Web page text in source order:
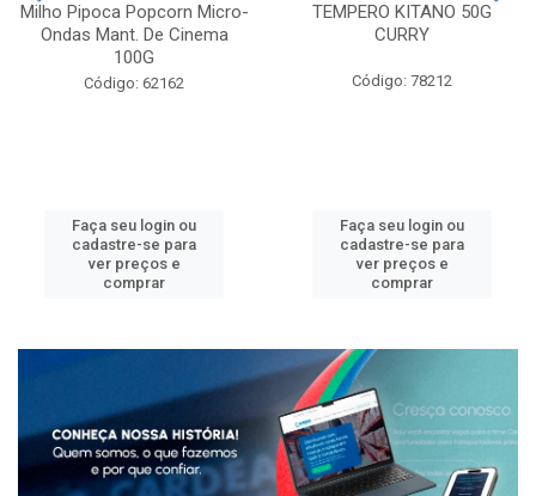
Milho Pipoca Popcorn Micro-
Ondas Mant. De Cinema
100G
Código: 62162
Faça seu login ou
cadastre-se para
ver preços e
comprar
TEMPERO KITANO 50G
CURRY
Código: 78212
Faça seu login ou
cadastre-se para
ver preços e
comprar